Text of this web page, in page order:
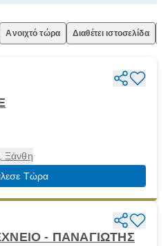
Ανοιχτό τώρα Διαθέτει ιστοσελίδα
Ξάνθη
Τώρα
- ΠΑΝΑΓΙΩΤΗΣ